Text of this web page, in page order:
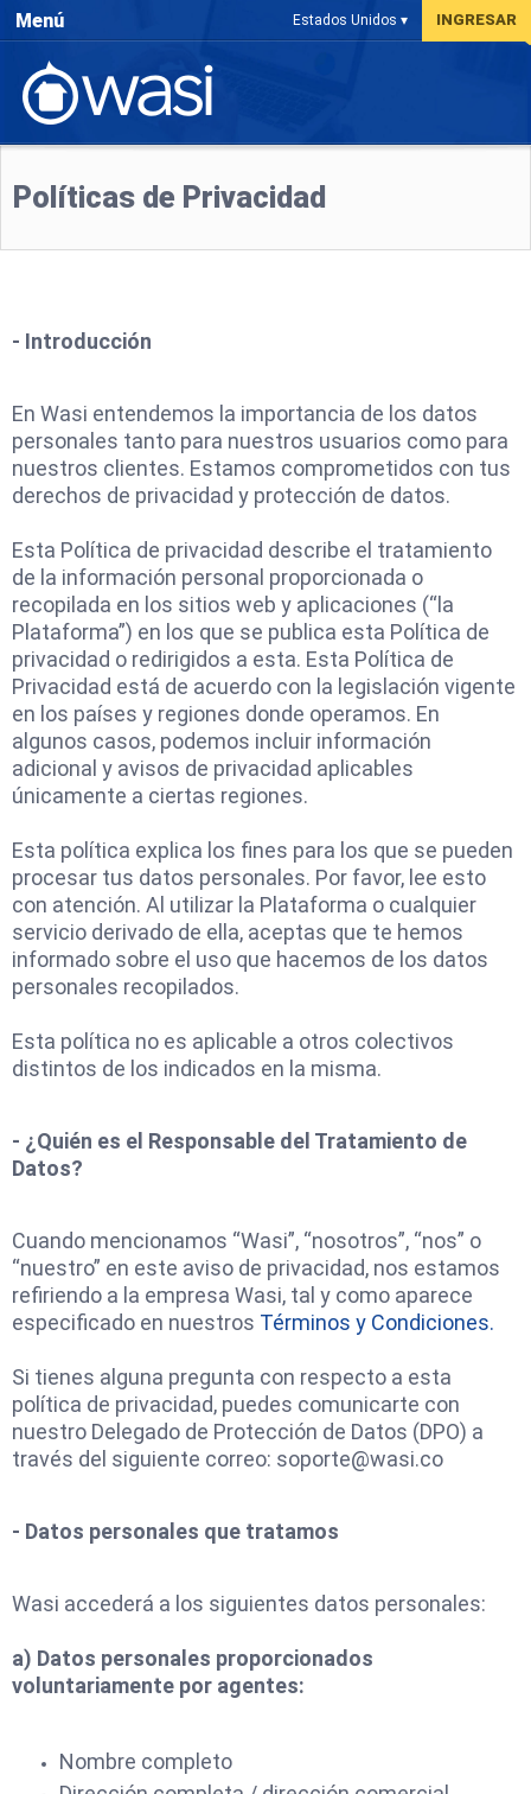
Menú Estados Unidos ▾ INGRESAR
Políticas de Privacidad
- Introducción
En Wasi entendemos la importancia de los datos
personales tanto para nuestros usuarios como para
nuestros clientes. Estamos comprometidos con tus
derechos de privacidad y protección de datos.
Esta Política de privacidad describe el tratamiento
de la información personal proporcionada o
recopilada en los sitios web y aplicaciones (“la
Plataforma”) en los que se publica esta Política de
privacidad o redirigidos a esta. Esta Política de
Privacidad está de acuerdo con la legislación vigente
en los países y regiones donde operamos. En
algunos casos, podemos incluir información
adicional y avisos de privacidad aplicables
únicamente a ciertas regiones.
Esta política explica los fines para los que se pueden
procesar tus datos personales. Por favor, lee esto
con atención. Al utilizar la Plataforma o cualquier
servicio derivado de ella, aceptas que te hemos
informado sobre el uso que hacemos de los datos
personales recopilados.
Esta política no es aplicable a otros colectivos
distintos de los indicados en la misma.
- ¿Quién es el Responsable del Tratamiento de
Datos?
Cuando mencionamos “Wasi”, “nosotros”, “nos” o
“nuestro” en este aviso de privacidad, nos estamos
refiriendo a la empresa Wasi, tal y como aparece
especificado en nuestros Términos y Condiciones.
Si tienes alguna pregunta con respecto a esta
política de privacidad, puedes comunicarte con
nuestro Delegado de Protección de Datos (DPO) a
través del siguiente correo: soporte@wasi.co
- Datos personales que tratamos
Wasi accederá a los siguientes datos personales:
a) Datos personales proporcionados
voluntariamente por agentes:
Nombre completo